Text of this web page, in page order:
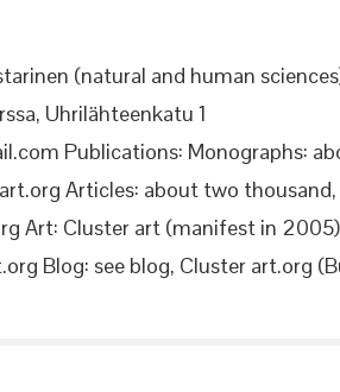
(natural and human
Uhrilähteenkatu 1
Publications: Monographs:
Articles: about two thousand,
Art: Cluster art (manifest in
Blog: see blog, Cluster art.org